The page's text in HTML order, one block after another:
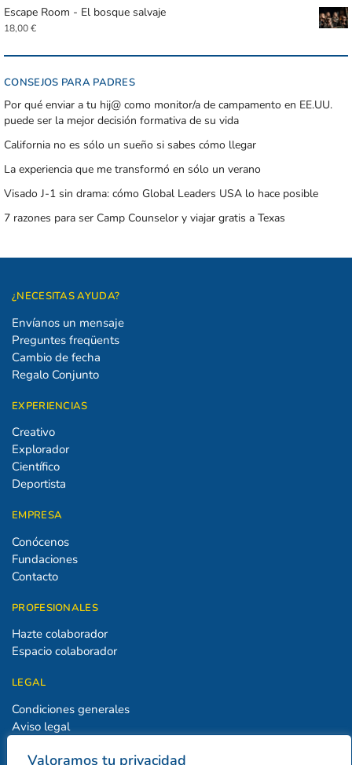
Valoramos tu privacidad
Escape Room - El bosque salvaje
18,00€
CONSEJOS PARA PADRES
Por qué enviar a tu hij@ como monitor/a de campamento en EE.UU.
puede ser la mejor decisión formativa de su vida
California no es sólo un sueño si sabes cómo llegar
La experiencia que me transformó en sólo un verano
Visado J-1 sin drama: cómo Global Leaders USA lo hace posible
7 razones para ser Camp Counselor y viajar gratis a Texas
¿NECESITAS AYUDA?
Envíanos un mensaje
Preguntes freqüents
Cambio de fecha
Regalo Conjunto
EXPERIENCIAS
Creativo
Explorador
Científico
Deportista
EMPRESA
Conócenos
Fundaciones
Contacto
PROFESIONALES
Hazte colaborador
Espacio colaborador
LEGAL
Condiciones generales
Aviso legal
Política de cookies